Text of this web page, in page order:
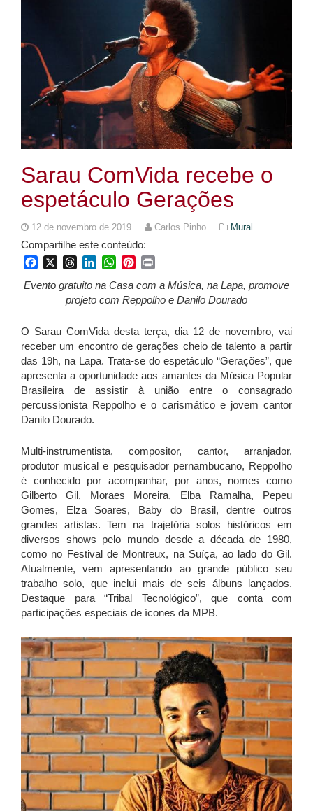
Sarau ComVida recebe o
espetáculo Gerações
12 de novembro de 2019 Carlos Pinho Mural
Compartilhe este conteúdo:
FacebookThreadsLinkedInWhatsApp
Pinterest
Evento gratuito na Casa com a Música, na Lapa, promove
projeto com Reppolho e Danilo Dourado
O Sarau ComVida desta terça, dia 12 de novembro, vai
receber um encontro de gerações cheio de talento a partir
das 19h, na Lapa. Trata-se do espetáculo “Gerações”, que
apresenta a oportunidade aos amantes da Música Popular
Brasileira de assistir à união entre o consagrado
percussionista Reppolho e o carismático e jovem cantor
Danilo Dourado.
Multi-instrumentista, compositor, cantor, arranjador,
produtor musical e pesquisador pernambucano, Reppolho
é conhecido por acompanhar, por anos, nomes como
Gilberto Gil, Moraes Moreira, Elba Ramalha, Pepeu
Gomes,
Elza Soares, Baby do Brasil, dentre outros
grandes artistas. Tem na trajetória solos históricos em
diversos shows pelo mundo desde a década de 1980,
como no Festival de Montreux, na Suíça, ao lado do Gil.
Atualmente, vem apresentando ao grande público seu
trabalho solo, que inclui mais de seis álbuns lançados.
Destaque para “Tribal Tecnológico”, que conta com
participações especiais de ícones da MPB.